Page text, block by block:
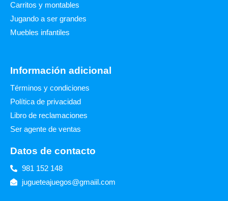
Carritos y montables
Jugando a ser grandes
Muebles infantiles
Información adicional
Términos y condiciones
Política de privacidad
Libro de reclamaciones
Ser agente de ventas
Datos de contacto
981 152 148
jugueteajuegos@gmaiil.com